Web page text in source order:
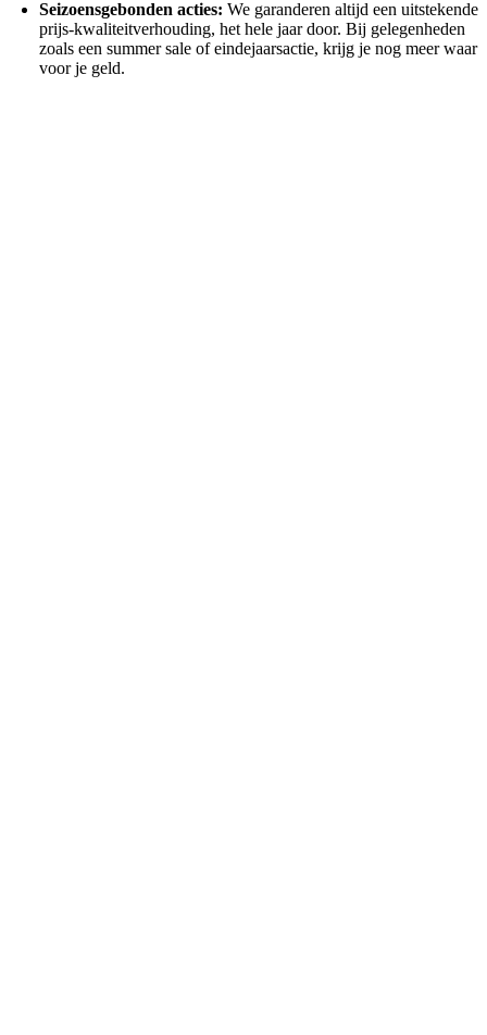
Seizoensgebonden acties: We garanderen altijd een uitstekende
prijs-kwaliteitverhouding, het hele jaar door. Bij gelegenheden
zoals een summer sale of eindejaarsactie, krijg je nog meer waar
voor je geld.